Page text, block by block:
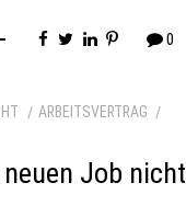
0
ARBEITSVERTRAG
Job nicht